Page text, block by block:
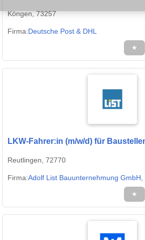
Köngen, 73257
Firma:Deutsche Post & DHL
★
LKW-Fahrer:in (m/w/d) für
Reutlingen, 72770
Firma:Adolf List Bauunternehmung GmbH,
★